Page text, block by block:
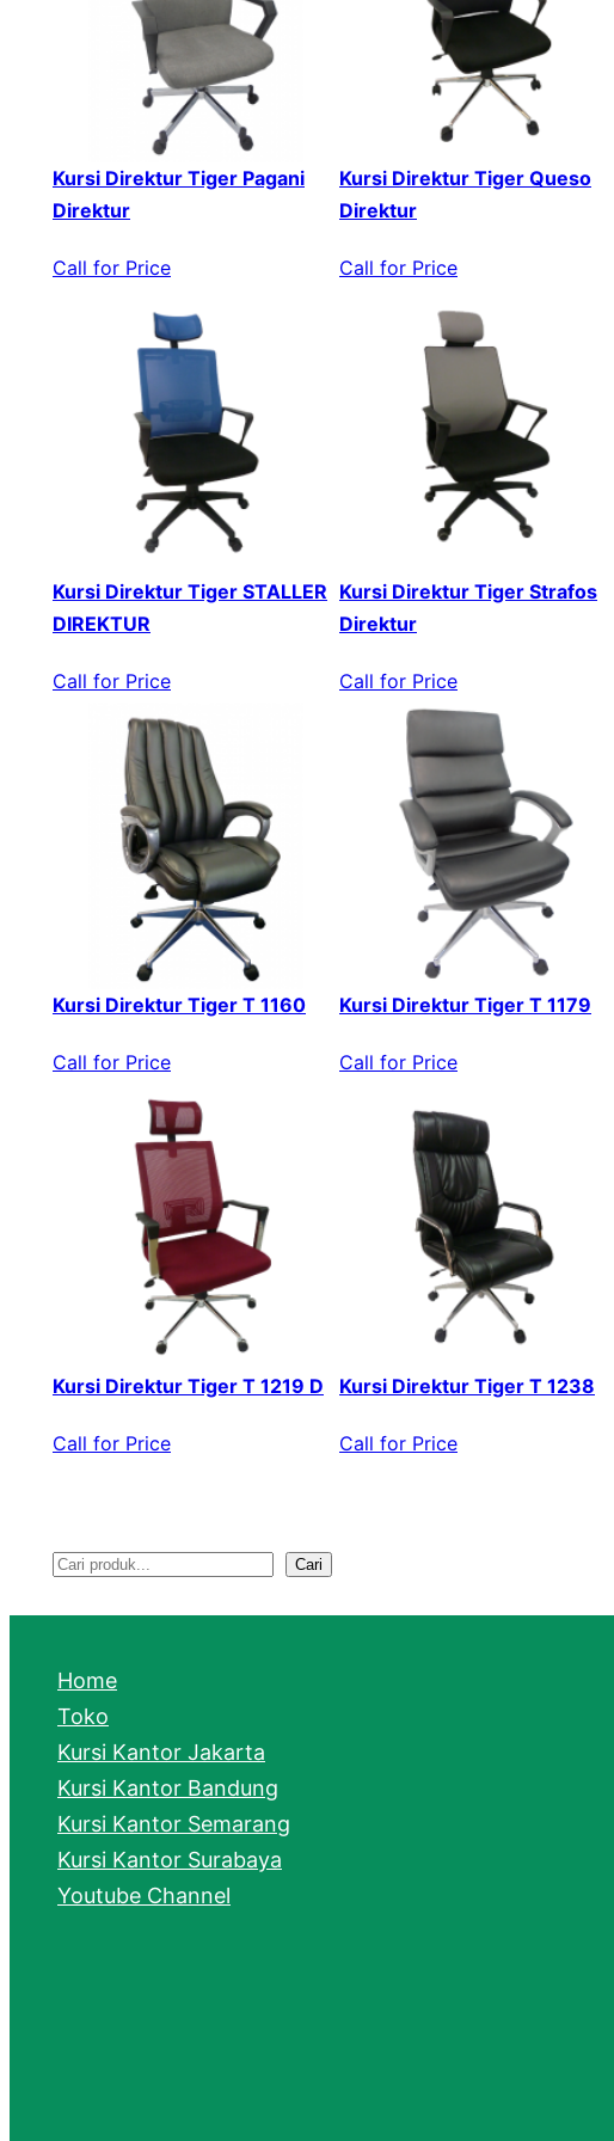
Kursi Direktur Tiger Pagani
Direktur
Call for Price
Kursi Direktur Tiger Queso
Direktur
Call for Price
Kursi Direktur Tiger STALLER
DIREKTUR
Call for Price
Kursi Direktur Tiger Strafos
Direktur
Call for Price
Kursi Direktur Tiger T 1160
Call for Price
Kursi Direktur Tiger T 1179
Call for Price
Kursi Direktur Tiger T 1219 D
Call for Price
Kursi Direktur Tiger T 1238
Call for Price
S
e
a
r
c
h
Cari
Home
Toko
Kursi Kantor Jakarta
Kursi Kantor Bandung
Kursi Kantor Semarang
Kursi Kantor Surabaya
Youtube Channel